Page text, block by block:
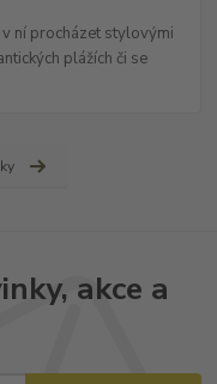
ní procházet stylovými
plážích či se
akce a